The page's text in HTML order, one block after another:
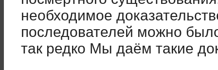
необходимое
последователей можно
так редко Мы даём такие